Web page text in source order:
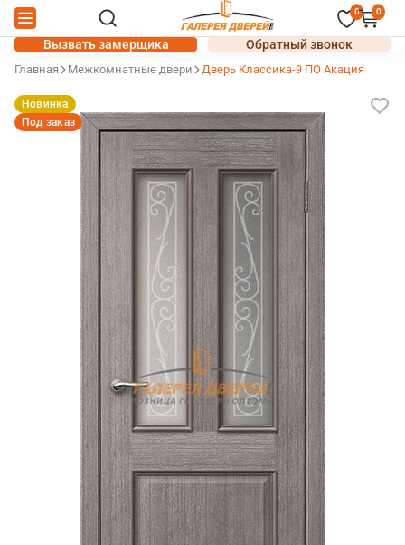
0 0
Вызвать замерщика Обратный звонок
Главная Межкомнатные двери Дверь Классика-9 ПО Акация
Новинка
Под заказ